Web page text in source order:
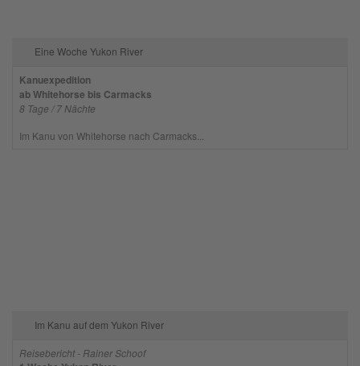
Eine Woche Yukon River
Kanuexpedition
ab Whitehorse bis Carmacks
8 Tage / 7 Nächte
Im Kanu von Whitehorse nach Carmacks...
Im Kanu auf dem Yukon River
Reisebericht - Rainer Schoof